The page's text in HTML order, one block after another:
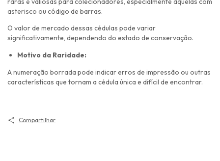
asterisco ou código de barras.
O valor de mercado dessas cédulas pode variar
significativamente, dependendo do estado de conservação.
Motivo da Raridade:
A numeração borrada pode indicar erros de impressão ou outras
características que tornam a cédula única e difícil de encontrar.
Compartilhar